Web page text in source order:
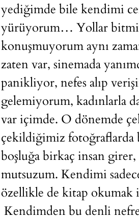
yediğimde bile kendimi
yürüyorum… Yollar
konuşmuyorum aynı
zaten var, sinemada
panikliyor, nefes alıp
gelemiyorum, kadınlarla
var içimde. O dönemde
çekildiğimiz fotoğraflarda
boşluğa birkaç insan girer,
mutsuzum. Kendimi
özellikle de kitap okumak
Kendimden bu denli